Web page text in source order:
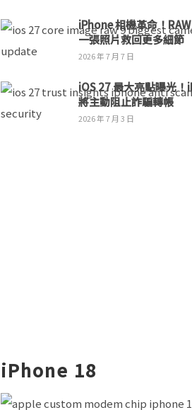
iPhone 相機革命！
一張照片救回更多細節
2026 年 7 月 7 日
iOS 27 最大亮點曝光！
將主動阻止詐騙轉帳
2026 年 7 月 3 日
iPhone 18